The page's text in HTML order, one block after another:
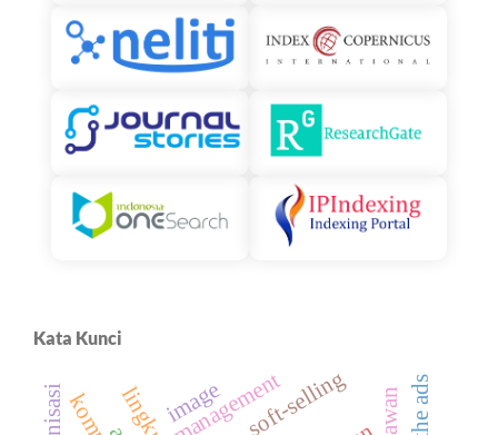
Kata Kunci
managementsoft-selling
image